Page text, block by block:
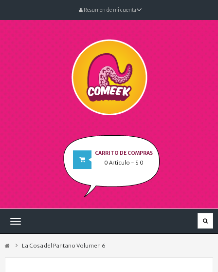
Resumen de mi cuenta
CARRITO DE COMPRAS
0 Artículo - $ 0
Navegación
La Cosa del Pantano Volumen 6